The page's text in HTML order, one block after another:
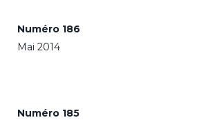
Numéro 186
Mai 2014
Numéro 185